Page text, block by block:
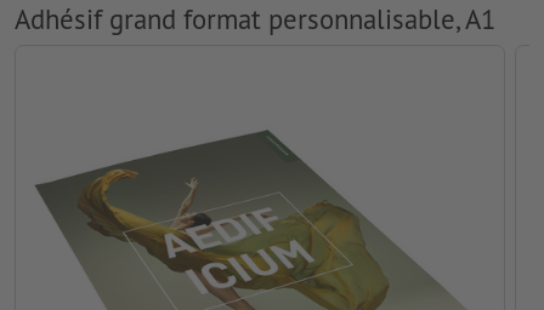
Adhésif grand format personnalisable, A1